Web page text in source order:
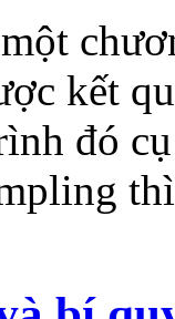
kết
đó